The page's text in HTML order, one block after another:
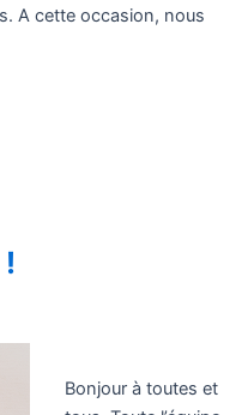
A cette occasion, nous
Bonjour à toutes et